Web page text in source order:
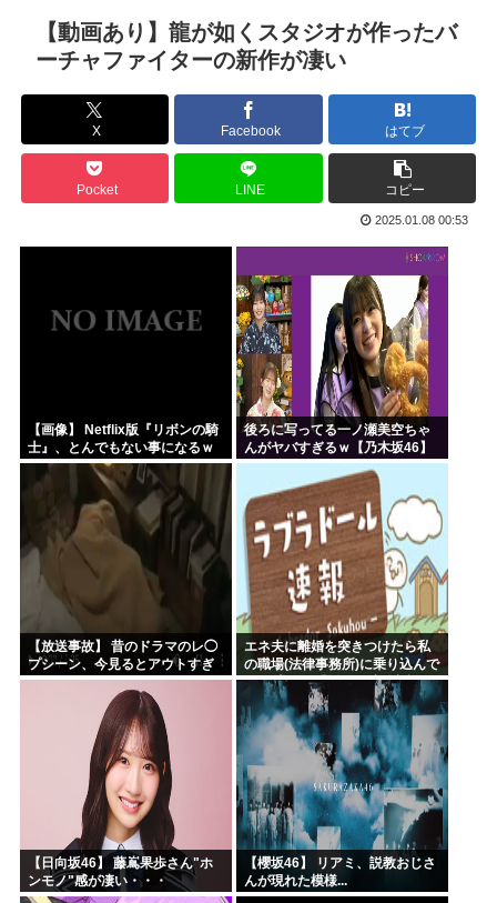
韓国人「韓国サッカー協会が行った国際試合の性的接待の全容...
【超画像 】週刊少年ジャンプ、世代交代に失敗
海外「日本なんて行くんじゃなかった…」 日本を知ってしま...
え？なんでみんな『みいちゃんと山田さん』のアニメ化に怒っ...
【衝撃】 韓国人「宮崎駿が首を縦に振った金額」
韓国人「韓国サッカー協会が行った国際試合の性的接待の全容...
安倍昭恵「なんで安倍晋三が殺されたのか今でもわからない」
中国が対米ドローン規制強化して世界が騒然！←「事実上の禁...
海外「日本なんて行くんじゃなかった…」 日本を知ってしま...
クルド人問題を訴えてきた河合ゆうすけ、埼玉県知事選挙に立...
【動画あり】龍が如くスタジオが作ったバ
ーチャファイターの新作が凄い
X Facebook はてブ
Pocket LINE コピー
2025.01.08 00:53
【画像】 Netflix版『リボンの騎
士』、とんでもない事になるｗ
ｗｗｗｗ
後ろに写ってる一ノ瀬美空ちゃ
んがヤバすぎるｗ【乃木坂46】
【放送事故】 昔のドラマのレ◯
プシーン、今見るとアウトすぎ
る・・・
エネ夫に離婚を突きつけたら私
の職場(法律事務所)に乗り込んで
きた 堂々と「離婚の法律相談で
す。母の薦めでこちらに参りま
した」と言っているが、...
【日向坂46】 藤嶌果歩さん"ホ
ンモノ"感が凄い・・・
【櫻坂46】 リアミ、説教おじさ
んが現れた模様...